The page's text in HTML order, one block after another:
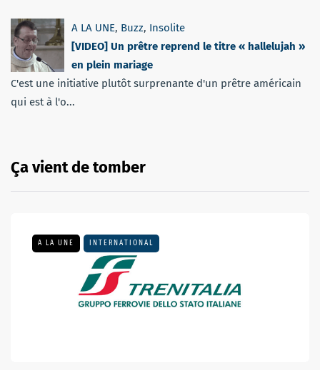
A LA UNE, Buzz, Insolite
[VIDEO] Un prêtre reprend le titre « hallelujah »
en plein mariage
C'est une initiative plutôt surprenante d'un prêtre américain
qui est à l'o...
Ça vient de tomber
A LA UNE INTERNATIONAL